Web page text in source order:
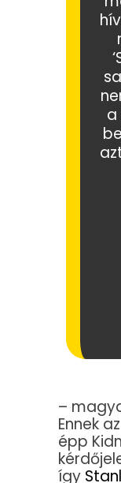
a
–
Ennek
épp
így